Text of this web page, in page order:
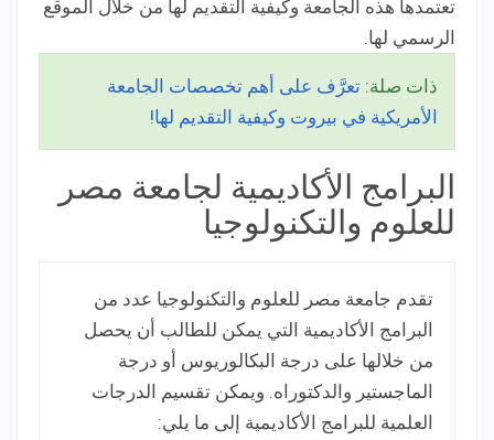
تعتمدها هذه الجامعة وكيفية التقديم لها من خلال الموقع
الرسمي لها.
ذات صلة: تعرَّف على أهم تخصصات الجامعة
الأمريكية في بيروت وكيفية التقديم لها!
البرامج الأكاديمية لجامعة مصر
للعلوم والتكنولوجيا
تقدم جامعة مصر للعلوم والتكنولوجيا عدد من
البرامج الأكاديمية التي يمكن للطالب أن يحصل
من خلالها على درجة البكالوريوس أو درجة
الماجستير والدكتوراه. ويمكن تقسيم الدرجات
العلمية للبرامج الأكاديمية إلى ما يلي: